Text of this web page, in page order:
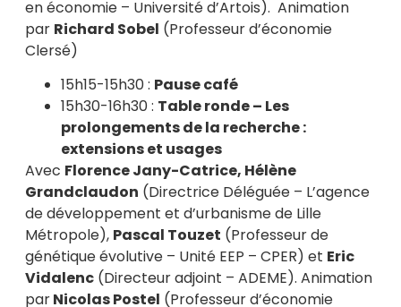
en économie – Université d’Artois). Animation
par Richard Sobel (Professeur d’économie
Clersé)
15h15-15h30 : Pause café
15h30-16h30 : Table ronde – Les
prolongements de la recherche :
extensions et usages
Avec Florence Jany-Catrice, Hélène
Grandclaudon (Directrice Déléguée – L’agence
de développement et d’urbanisme de Lille
Métropole), Pascal Touzet (Professeur de
génétique évolutive – Unité EEP – CPER) et Eric
Vidalenc (Directeur adjoint – ADEME). Animation
parNicolas Postel (Professeur d’économie